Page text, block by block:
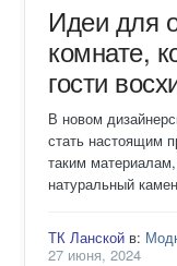
Идеи для
комнате,
гости
В новом
стать настоящим
таким
натуральный
ТК Ланской в:
27 июня, 2024